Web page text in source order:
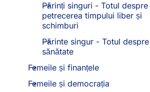
Părinți singuri - Totul despre
petrecerea timpului liber și
schimburi
Părinte singur - Totul despre
sănătate
Femeile și finanțele
Femeile și democrația